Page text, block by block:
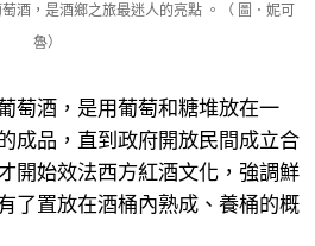
酒，是酒鄉之旅最迷人的亮點 。（ 圖．妮可
魯）
萄酒，是用葡萄和糖堆放在一
成品，直到政府開放民間成立合
開始效法西方紅酒文化，強調鮮
了置放在酒桶內熟成、養桶的概